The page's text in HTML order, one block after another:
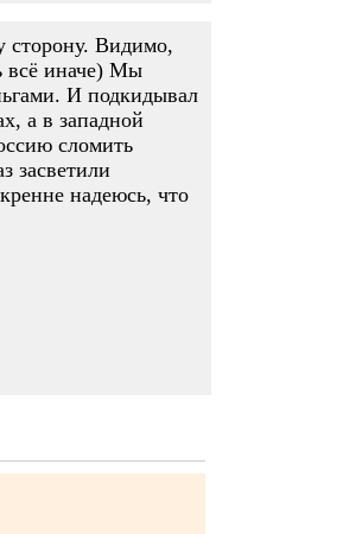
сторону. Видимо,
всё иначе) Мы
И подкидывал
а в западной
сломить
засветили
надеюсь, что